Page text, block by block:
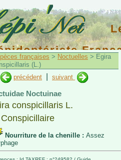
françaises > Noctuelles > Egira
(L.)
précédent
suivant
Noctuinae
conspicillaris L.
Nourriture de la chenille : Assez